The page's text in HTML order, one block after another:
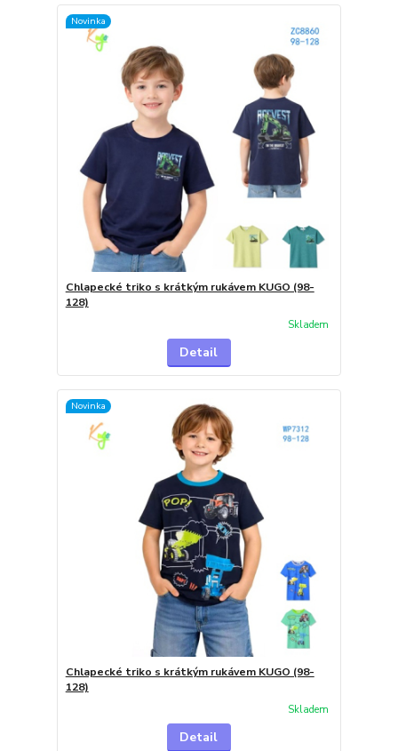
Novinka
Chlapecké triko s krátkým rukávem KUGO (98-
128)
Skladem
Detail
Novinka
Chlapecké triko s krátkým rukávem KUGO (98-
128)
Skladem
Detail